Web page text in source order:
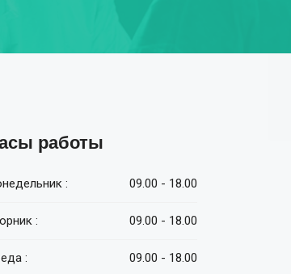
работы
: 09.00 - 18.00
: 09.00 - 18.00
: 09.00 - 18.00